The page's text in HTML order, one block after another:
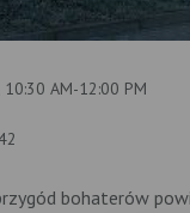
AM-12:00 PM
bohaterów